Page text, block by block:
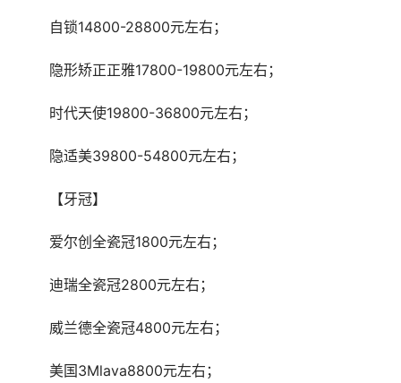
	自锁14800-28800元左右；
	隐形矫正正雅17800-19800元左右；
	时代天使19800-36800元左右；
	隐适美39800-54800元左右；
	【牙冠】
	爱尔创全瓷冠1800元左右；
	迪瑞全瓷冠2800元左右；
	威兰德全瓷冠4800元左右；
	美国3Mlava8800元左右；